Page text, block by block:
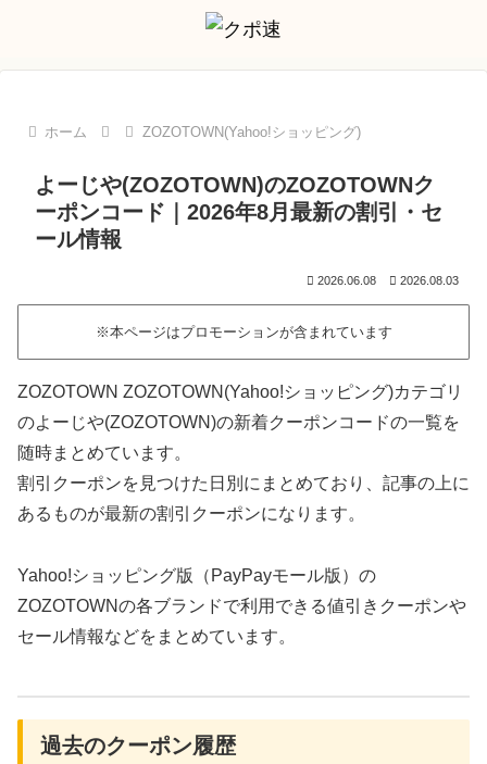
ホーム ZOZOTOWN(Yahoo!ショッピング)
よーじや(ZOZOTOWN)のZOZOTOWNク
ーポンコード｜2026年8月最新の割引・セ
ール情報
2026.06.08 2026.08.03
※本ページはプロモーションが含まれています
ZOZOTOWN ZOZOTOWN(Yahoo!ショッピング)カテゴリ
のよーじや(ZOZOTOWN)の新着クーポンコードの一覧を
随時まとめています。
割引クーポンを見つけた日別にまとめており、記事の上に
あるものが最新の割引クーポンになります。
Yahoo!ショッピング版（PayPayモール版）の
ZOZOTOWNの各ブランドで利用できる値引きクーポンや
セール情報などをまとめています。
過去のクーポン履歴